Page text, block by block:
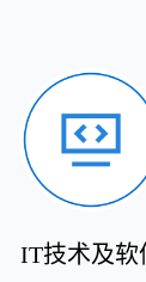
IT技术及软